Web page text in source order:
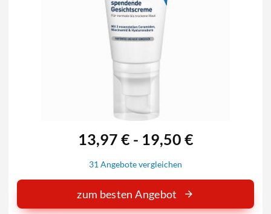
13,97 € - 19,50 €
31 Angebote vergleichen
zum besten Angebot